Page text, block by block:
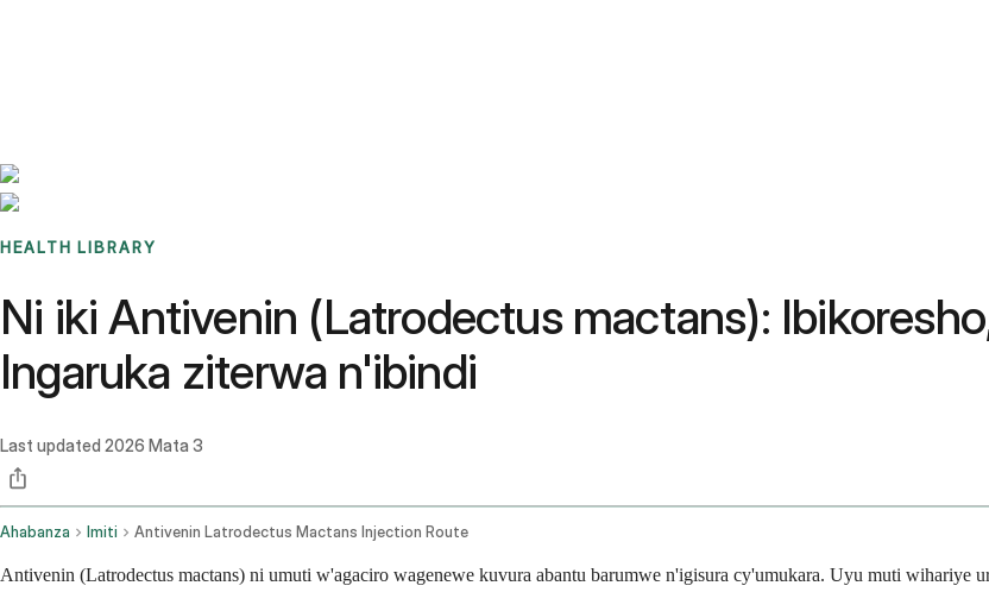
HEALTH LIBRARY
Ni iki Antivenin (Latrodectus mactans):
Ingaruka ziterwa n'ibindi
Last updated 2026 Mata 3
Ahabanza Imiti Antivenin Latrodectus Mactans Injection Route
Antivenin (Latrodectus mactans) ni umuti w'agaciro wagenewe kuvura abantu barumwe n'igisura cy'umukara. Uyu muti wihariye